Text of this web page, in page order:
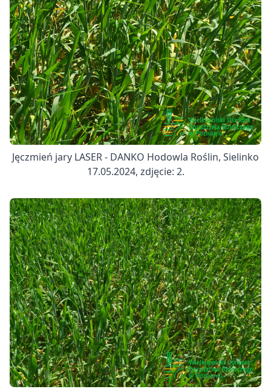
Jęczmień jary LASER - DANKO Hodowla Roślin, Sielinko
17.05.2024, zdjęcie: 2.